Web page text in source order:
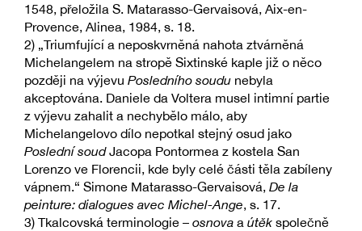
1548, přeložila S. Matarasso-Gervaisová, Aix-en-
Provence, Alinea, 1984, s. 18.
2) „Triumfující a neposkvrněná nahota ztvárněná
Michelangelem na stropě Sixtinské kaple již o něco
později na výjevu Posledního soudu nebyla
akceptována. Daniele da Voltera musel intimní partie
z výjevu zahalit a nechybělo málo, aby
Michelangelovo dílo nepotkal stejný osud jako
Poslední soudJacopa Pontormea z kostela San
Lorenzo ve Florencii, kde byly celé části těla zabíleny
vápnem.“ Simone Matarasso-Gervaisová, De la
peinture: dialogues avec Michel-Ange, s. 17.
3) Tkalcovská terminologie – osnova a útěk společně